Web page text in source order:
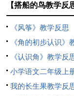
【搭船的鸟教学反
《风筝》教学反思
《角的初步认识》
《认识角》教学反
小学语文二年级上
我的长生果教学反